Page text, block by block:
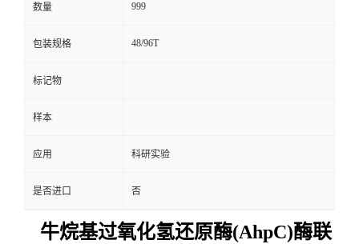
数量 999
包装规格 48/96T
标记物
样本
应用 科研实验
是否进口 否
牛烷基过氧化氢还原酶(AhpC)酶联